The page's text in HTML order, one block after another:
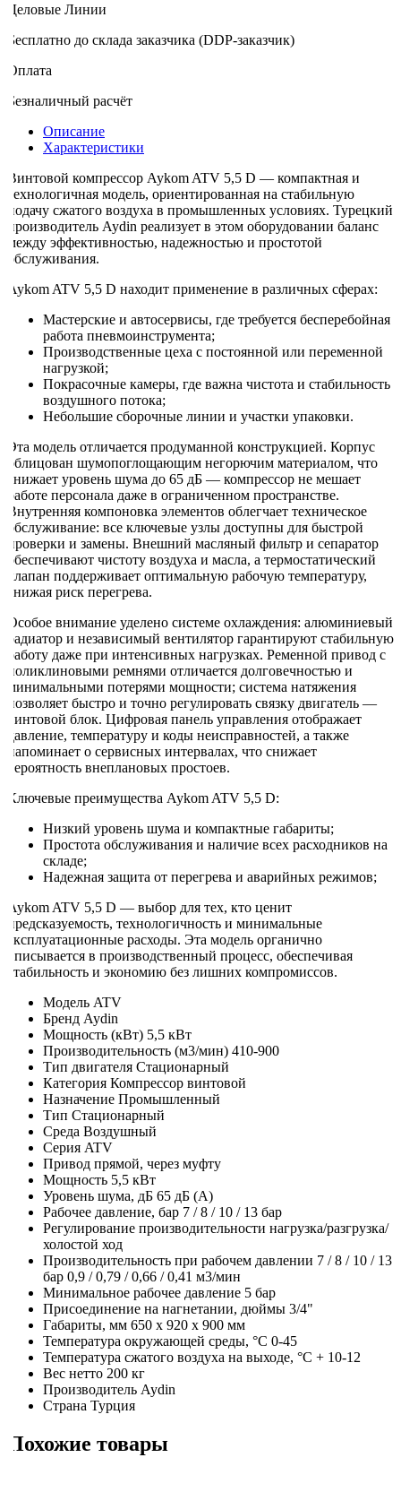
Линии
до склада заказчика (DDP-заказчик)
расчёт
Описание
Характеристики
компрессор Aykom ATV 5,5 D — компактная и
модель, ориентированная на стабильную
сжатого воздуха в промышленных условиях. Турецкий
Aydin реализует в этом оборудовании баланс
эффективностью, надежностью и простотой
ATV 5,5 D находит применение в различных сферах:
Мастерские и автосервисы, где требуется бесперебойная
работа пневмоинструмента;
Производственные цеха с постоянной или переменной
нагрузкой;
Покрасочные камеры, где важна чистота и стабильность
воздушного потока;
Небольшие сборочные линии и участки упаковки.
модель отличается продуманной конструкцией. Корпус
шумопоглощающим негорючим материалом, что
уровень шума до 65 дБ — компрессор не мешает
персонала даже в ограниченном пространстве.
компоновка элементов облегчает техническое
все ключевые узлы доступны для быстрой
и замены. Внешний масляный фильтр и сепаратор
чистоту воздуха и масла, а термостатический
поддерживает оптимальную рабочую температуру,
риск перегрева.
внимание уделено системе охлаждения: алюминиевый
и независимый вентилятор гарантируют стабильную
даже при интенсивных нагрузках. Ременной привод с
ремнями отличается долговечностью и
потерями мощности; система натяжения
быстро и точно регулировать связку двигатель —
блок. Цифровая панель управления отображает
температуру и коды неисправностей, а также
о сервисных интервалах, что снижает
внеплановых простоев.
преимущества Aykom ATV 5,5 D:
Низкий уровень шума и компактные габариты;
Простота обслуживания и наличие всех расходников на
складе;
Надежная защита от перегрева и аварийных режимов;
ATV 5,5 D — выбор для тех, кто ценит
технологичность и минимальные
расходы. Эта модель органично
в производственный процесс, обеспечивая
и экономию без лишних компромиссов.
Модель ATV
Бренд Aydin
Мощность (кВт) 5,5 кВт
Производительность (м3/мин) 410-900
Тип двигателя Стационарный
Категория Компрессор винтовой
Назначение Промышленный
Тип Стационарный
Среда Воздушный
Серия ATV
Привод прямой, через муфту
Мощность 5,5 кВт
Уровень шума, дБ 65 дБ (А)
Рабочее давление, бар 7 / 8 / 10 / 13 бар
Регулирование производительности нагрузка/разгрузка/
холостой ход
Производительность при рабочем давлении 7 / 8 / 10 / 13
бар 0,9 / 0,79 / 0,66 / 0,41 м3/мин
Минимальное рабочее давление 5 бар
Присоединение на нагнетании, дюймы 3/4"
Габариты, мм 650 х 920 х 900 мм
Температура окружающей среды, °C 0-45
Температура сжатого воздуха на выходе, °C + 10-12
Вес нетто 200 кг
Производитель Aydin
Страна Турция
товары